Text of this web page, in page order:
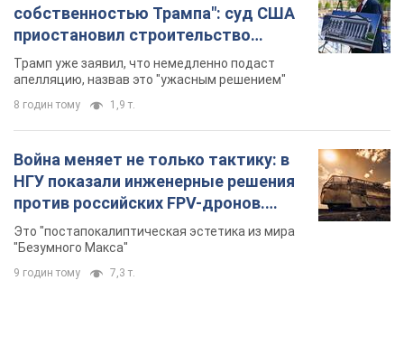
"Безумного Макса"
9 годин тому 7,3 т.